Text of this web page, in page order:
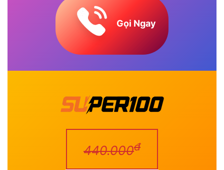
Gọi Ngay
440.000đ